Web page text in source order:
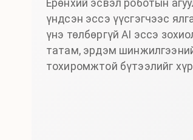
Ерөнхий эсвэл роботын
үндсэн эссэ үүсгэгчээс
үнэ төлбөргүй AI эссэ
татам, эрдэм
тохиромжтой бүтээлийг